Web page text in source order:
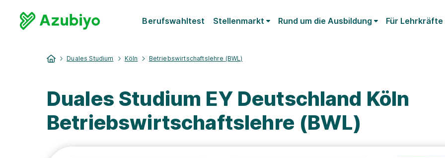
Berufswahltest Stellenmarkt Rund um die Ausbildung Für Lehrkräfte
Duales Studium Köln Betriebswirtschaftslehre (BWL)
Duales Studium EY Deutschland Köln
Betriebswirtschaftslehre (BWL)